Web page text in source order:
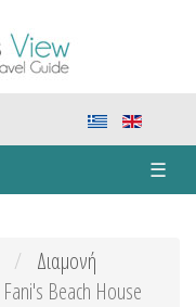
☰
Διαμονή
Fani's Beach House